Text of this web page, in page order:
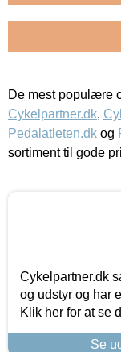
De mest populære
Cykelpartner.dk,
Pedalatleten.dk og
sortiment til gode
Cykelpartner.dk
og udstyr og har
Klik her for at se
Se